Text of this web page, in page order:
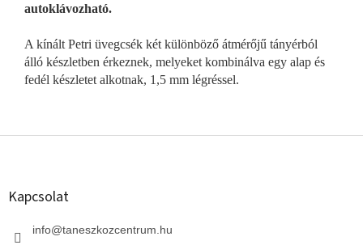
autoklávozható.
A kínált Petri üvegcsék két különböző átmérőjű tányérból
álló készletben érkeznek, melyeket kombinálva egy alap és
fedél készletet alkotnak, 1,5 mm légréssel.
L
Kapcsolat
info@taneszkozcentrum.hu